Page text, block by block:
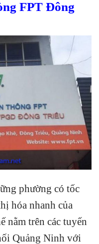
FPT Đông
phường có tốc
hóa nhanh của
nằm trên các tuyến
Quảng Ninh với